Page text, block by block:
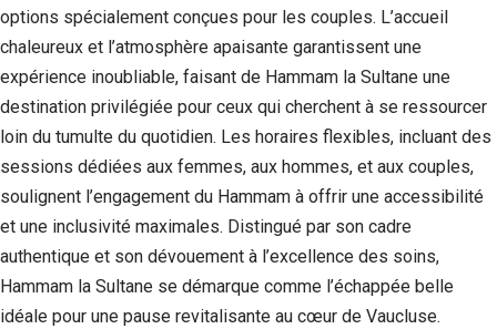
options spécialement conçues pour les couples. L’accueil
chaleureux et l’atmosphère apaisante garantissent une
expérience inoubliable, faisant de Hammam la Sultane une
destination privilégiée pour ceux qui cherchent à se ressourcer
loin du tumulte du quotidien. Les horaires flexibles, incluant des
sessions dédiées aux femmes, aux hommes, et aux couples,
soulignent l’engagement du Hammam à offrir une accessibilité
et une inclusivité maximales. Distingué par son cadre
authentique et son dévouement à l’excellence des soins,
Hammam la Sultane se démarque comme l’échappée belle
idéale pour une pause revitalisante au cœur de Vaucluse.